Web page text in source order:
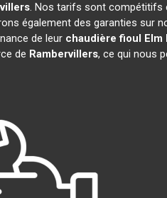
. Nos tarifs sont compétitifs
également des garanties sur
de leur chaudière fioul Elm
de Rambervillers, ce qui nous